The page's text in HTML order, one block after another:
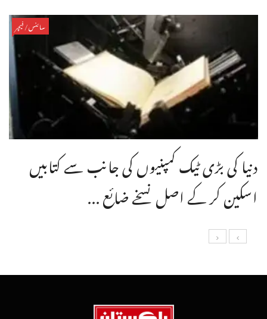
سائنس/فیچر
دنیا کی بڑی ٹیک کمپنیوں کی جانب سے کتابیں
اسکین کر کے اصل نسخے ضائع ...